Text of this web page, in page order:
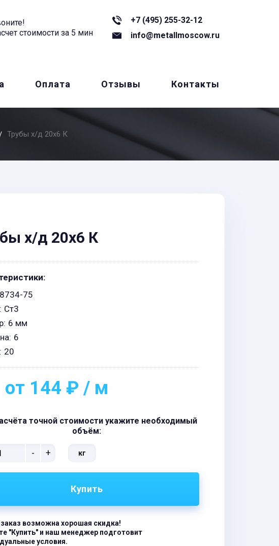
стоимости за 5 мин
+7 (495) 255-32-12
info@metallmoscow.ru
Оплата Отзывы Контакты
Трубы х/д 20x6 К
х/д 20x6 К
8734-75
Ст3
6 мм
6
20
от 144 ₽ / м
точной стоимости укажите необходимый
объём:
- + кг
Купить
возможна хорошая скидка!
"Купить" и наш менеджер подготовит
условия.